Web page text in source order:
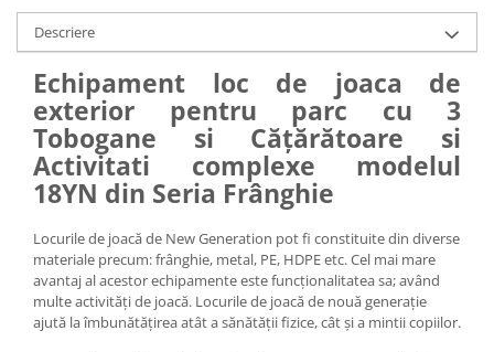
Descriere
Echipament loc de joaca de
exterior pentru parc cu 3
Tobogane si Cățărătoare si
Activitati complexe modelul
18YN din Seria Frânghie
Locurile de joacă de New Generation pot fi constituite din diverse
materiale precum: frânghie, metal, PE, HDPE etc. Cel mai mare
avantaj al acestor echipamente este funcționalitatea sa; având
multe activități de joacă. Locurile de joacă de nouă generație
ajută la îmbunătățirea atât a sănătății fizice, cât și a mintii copiilor.